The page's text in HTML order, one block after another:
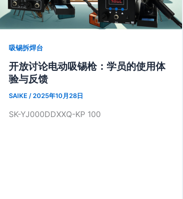
吸锡拆焊台
开放讨论电动吸锡枪：学员的使用体
验与反馈
SAIKE / 2025年10月28日
SK-YJ000DDXXQ-KP 100